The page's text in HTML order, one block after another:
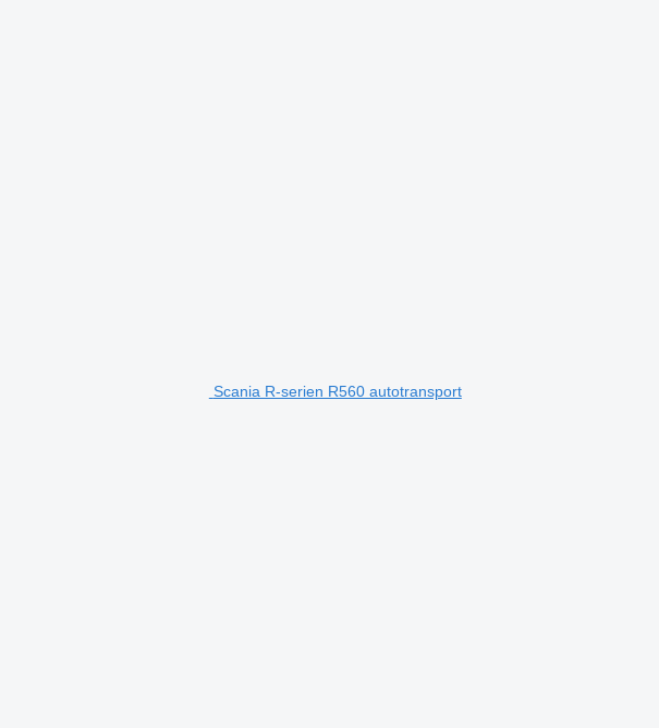
Scania R-serien R560 autotransport